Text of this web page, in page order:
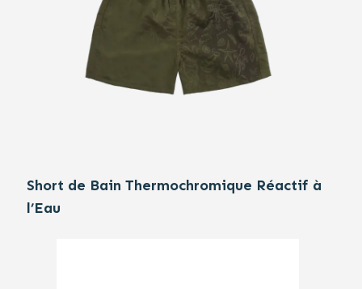
Short de Bain Thermochromique Réactif à
l’Eau